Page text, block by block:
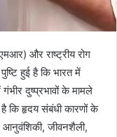
और राष्ट्रीय रोग
हुई है कि भारत में
दुष्प्रभावों के मामले
कि हृदय संबंधी कारणों के
जीवनशैली,